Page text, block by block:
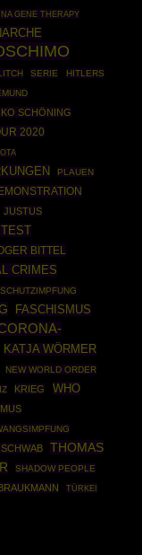
GENE THERAPY
SERIE
HITLERS
SCHÖNING
2020
PLAUEN
JUSTUS
BITTEL
CRIMES
FASCHISMUS
KATJA WÖRMER
NEW WORLD ORDER
KRIEG WHO
THOMAS
SHADOW PEOPLE
TÜRKEI